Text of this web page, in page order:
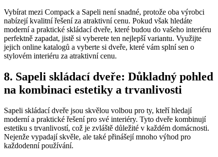
Vybírat mezi Compack a Sapeli není snadné, protože oba výrobci
nabízejí kvalitní řešení za atraktivní cenu. Pokud však hledáte
moderní a praktické skládací dveře, které budou do vašeho interiéru
perfektně zapadat, jistě si vyberete ten nejlepší variantu. Využijte
jejich online katalogů a vyberte si dveře, které vám splní sen o
stylovém interiéru za atraktivní cenu.
8. Sapeli skládací dveře: Důkladný pohled
na kombinaci estetiky a trvanlivosti
Sapeli skládací dveře jsou skvělou volbou pro ty, kteří hledají
moderní a praktické řešení pro své interiéry. Tyto dveře kombinují
estetiku s trvanlivostí, což je zvláště důležité v každém domácnosti.
Nejenže vypadají skvěle, ale také přinášejí mnoho výhod pro
každodenní používání.